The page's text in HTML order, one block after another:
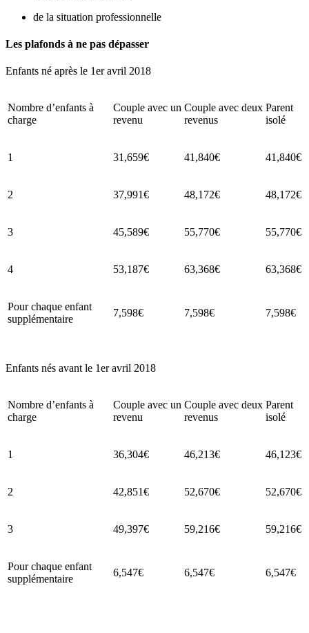
de la situation professionnelle
Les plafonds à ne pas dépasser
Enfants né après le 1er avril 2018
Nombre d’enfants à
charge
Couple avec un
revenu
Couple avec deux
revenus
Parent
isolé
1 31,659€ 41,840€ 41,840€
2 37,991€ 48,172€ 48,172€
3 45,589€ 55,770€ 55,770€
4 53,187€ 63,368€ 63,368€
Pour chaque enfant
supplémentaire
7,598€ 7,598€ 7,598€
Enfants nés avant le 1er avril 2018
Nombre d’enfants à
charge
Couple avec un
revenu
Couple avec deux
revenus
Parent
isolé
1 36,304€ 46,213€ 46,123€
2 42,851€ 52,670€ 52,670€
3 49,397€ 59,216€ 59,216€
Pour chaque enfant
supplémentaire
6,547€ 6,547€ 6,547€